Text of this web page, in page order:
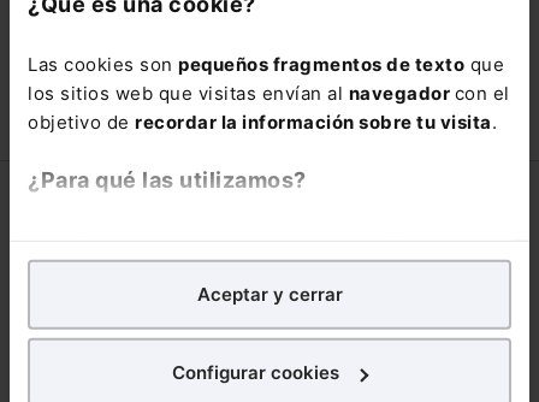
Las cookies son pequeños fragmentos de texto que
los sitios web que visitas envían al navegador con el
objetivo de recordar la información sobre tu visita.
¿Para qué las utilizamos?
analíticospara tratar demejorar tu experienciaen
nuestra página web. También con fines publicitarios,
para poder mostrarte publicidad y contenidos de tu
Aceptar y cerrar
Configurar cookies
COMPRAR
Lefebvre
Librerías asociadas